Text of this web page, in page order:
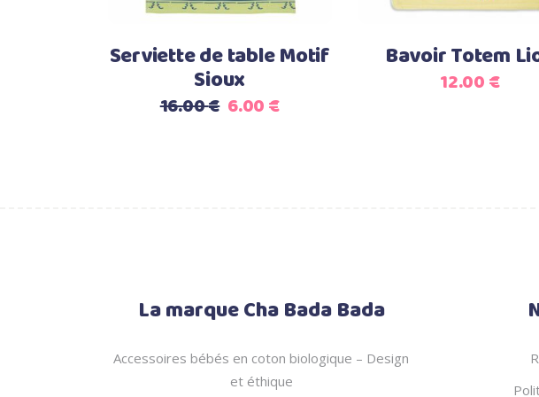
Serviette de table Motif
Sioux
16.00€ Le
6.00€Le
Bavoir Totem
12.00€
La marque Cha Bada Bada
Accessoires bébés en coton biologique – Design
et éthique